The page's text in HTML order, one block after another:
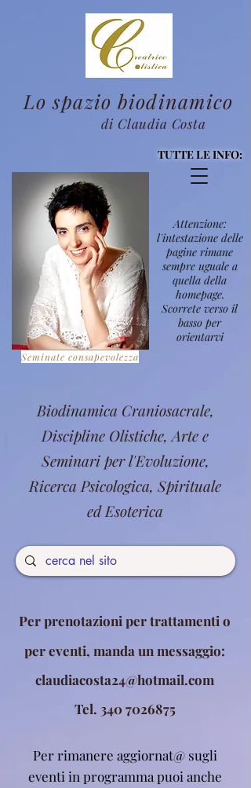
di Claudia Costa
Lo spazio biodinamico
TUTTE LE INFO:
Attenzione:
l'intestazione delle
pagine rimane
sempre uguale a
quella della
homepage.
Scorrete verso il
basso per
orientarvi
Seminate consapevolezza
Biodinamica Craniosacrale,
Discipline Olistiche, Arte e
Seminari per l'Evoluzione,
Ricerca Psicologica, Spirituale
ed Esoterica
Per prenotazioni per trattamenti o
per eventi, manda un messaggio:
claudiacosta24@hotmail.com
Tel. 340 7026875
Per rimanere aggiornat@ sugli
eventi in programma puoi anche